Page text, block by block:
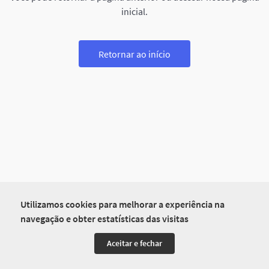
Utilizamos cookies para melhorar a experiência na
navegação e obter estatísticas das visitas
Aceitar e fechar
inicial.
Retornar ao início